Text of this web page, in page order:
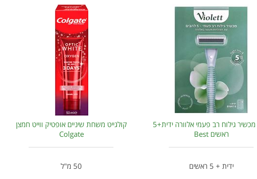
בסט מכשיר גילוח רב פעמי אלוורה ידית+5
ראשים Best
ידית + 5 ראשים
קולגייט משחת שיניים אופטיק ווייט חמצן
Colgate
50 מ"ל